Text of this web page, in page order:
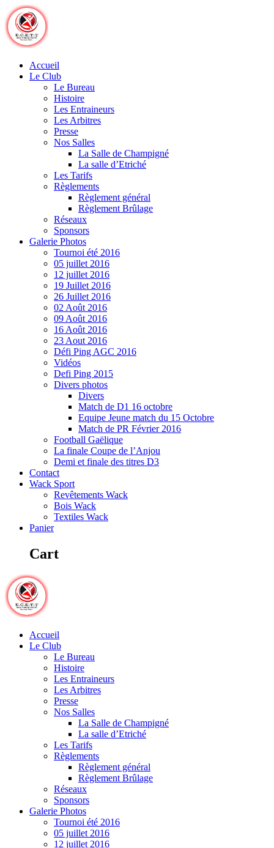
Skip
to
content
Accueil
Le Club
Le Bureau
Histoire
Les Entraineurs
Les Arbitres
Presse
Nos Salles
La Salle de Champigné
La salle d’Etriché
Les Tarifs
Règlements
Règlement général
Règlement Brûlage
Réseaux
Sponsors
Galerie Photos
Tournoi été 2016
05 juillet 2016
12 juillet 2016
19 Juillet 2016
26 Juillet 2016
02 Août 2016
09 Août 2016
16 Août 2016
23 Aout 2016
Défi Ping AGC 2016
Vidéos
Defi Ping 2015
Divers photos
Divers
Match de D1 16 octobre
Equipe Jeune match du 15 Octobre
Match de PR Février 2016
Football Gaëlique
La finale Coupe de l’Anjou
Demi et finale des titres D3
Contact
Wack Sport
Revêtements Wack
Bois Wack
Textiles Wack
Panier
Cart
Accueil
Le Club
Le Bureau
Histoire
Les Entraineurs
Les Arbitres
Presse
Nos Salles
La Salle de Champigné
La salle d’Etriché
Les Tarifs
Règlements
Règlement général
Règlement Brûlage
Réseaux
Sponsors
Galerie Photos
Tournoi été 2016
05 juillet 2016
12 juillet 2016